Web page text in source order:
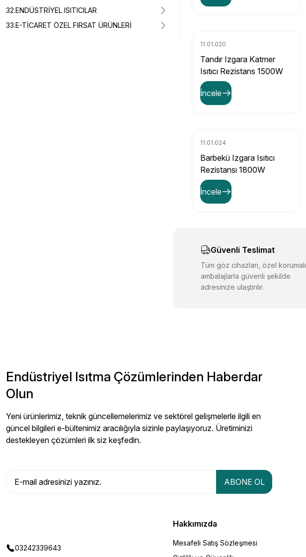
32.ENDÜSTRİYEL ISITICILAR
33.E-TİCARET ÖZEL FIRSAT ÜRÜNLERİ
11.01.020
Tandır Izgara Katmer
Isıtıcı Rezistans 1500W
İncele
11.01.024
Barbekü Izgara Isıtıcı
Rezistansı 1800W
330mmx255mm 230V
İncele
Güvenli Teslimat
Tüm göz cihazları, özel korumalı
ambalajlarla güvenli şekilde
adresinize ulaştırılır.
Endüstriyel Isıtma Çözümlerinden Haberdar
Olun
Yeni ürünlerimiz, teknik güncellemelerimiz ve sektörel gelişmelerle ilgili en
güncel bilgileri e-bültenimiz aracılığıyla sizinle paylaşıyoruz. Üretiminizi
destekleyen çözümleri ilk siz keşfedin.
ABONE OL
03242339643
Hakkımızda
Mesafeli Satış Sözleşmesi